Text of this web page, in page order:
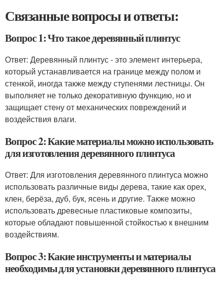
Связанные вопросы и ответы:
Вопрос 1: Что такое деревянный плинтус
Ответ: Деревянный плинтус - это элемент интерьера,
который устанавливается на границе между полом и
стенкой, иногда также между ступенями лестницы. Он
выполняет не только декоративную функцию, но и
защищает стену от механических повреждений и
воздействия влаги.
Вопрос 2: Какие материалы можно использовать
для изготовления деревянного плинтуса
Ответ: Для изготовления деревянного плинтуса можно
использовать различные виды дерева, такие как орех,
клен, берёза, дуб, бук, ясень и другие. Также можно
использовать древесные пластиковые композиты,
которые обладают повышенной стойкостью к внешним
воздействиям.
Вопрос 3: Какие инструменты и материалы
необходимы для установки деревянного плинтуса